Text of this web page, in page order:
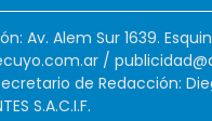
Av. Alem Sur 1639.
/
de Redacción:
S.A.C.I.F.